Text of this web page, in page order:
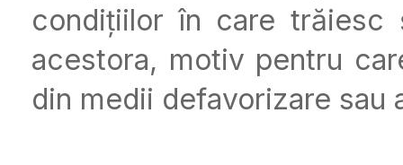
condițiilor în care trăiesc
acestora, motiv pentru
din medii defavorizare sau